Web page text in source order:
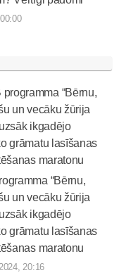
“Bērnu,
un vecāku žūrija
ikgadējo
grāmatu lasīšanas
maratonu
20:16